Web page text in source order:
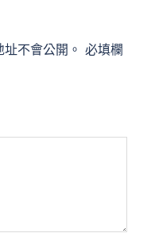
不會公開。 必填欄